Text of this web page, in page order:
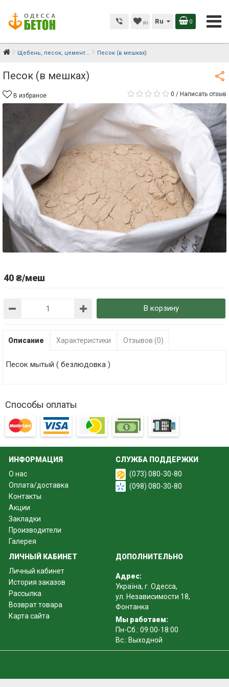
(0) Ru 0
Щебень, песок, цемент... Песок (в мешках)
Песок (в мешках)
В избраное 0 / Написать отзыв
40 ₴/меш
В корзину
Описание Характеристики Отзывов (0)
Песок мытый ( безлюдовка )
Способы оплаты
ИНФОРМАЦИЯ
О нас
Оплата/доставка
Контакты
Акции
Закладки
Производители
Галерея
СЛУЖБА ПОДДЕРЖКИ
(073) 080-30-80
(098) 080-30-80
ЛИЧНЫЙ КАБИНЕТ
Личный кабинет
История заказов
Рассылка
Возврат товара
Карта сайта
ДОПОЛНИТЕЛЬНО
Адрес:
Україна, г. Одесса,
ул. Независимости 18,
Фонтанка
Мы работаем:
Пн-Сб.: 09:00-18:00
Вс.: Выходной